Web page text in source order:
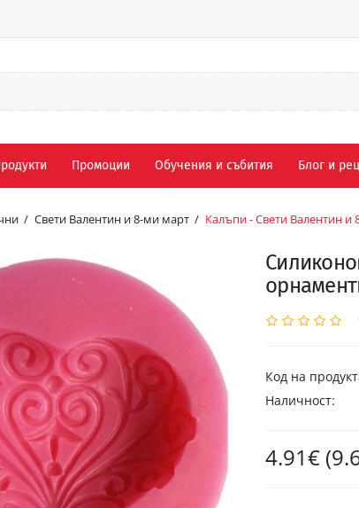
Промоции Обучения и събития Блог и
Свети Валентин и 8-ми март Калъпи - Свети Валентин и
Код на
Наличност:
4.91€